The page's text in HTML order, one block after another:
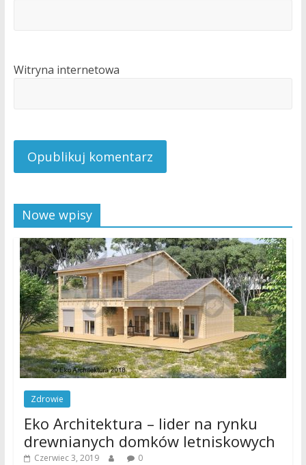
Witryna internetowa
Nowe wpisy
Zdrowie
Eko Architektura – lider na rynku
drewnianych domków letniskowych
Czerwiec 3, 2019 0